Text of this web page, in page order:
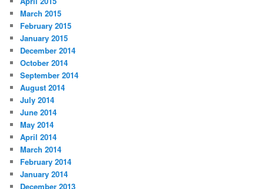
March 2015
February 2015
January 2015
December 2014
October 2014
September 2014
August 2014
July 2014
June 2014
May 2014
April 2014
March 2014
February 2014
January 2014
December 2013